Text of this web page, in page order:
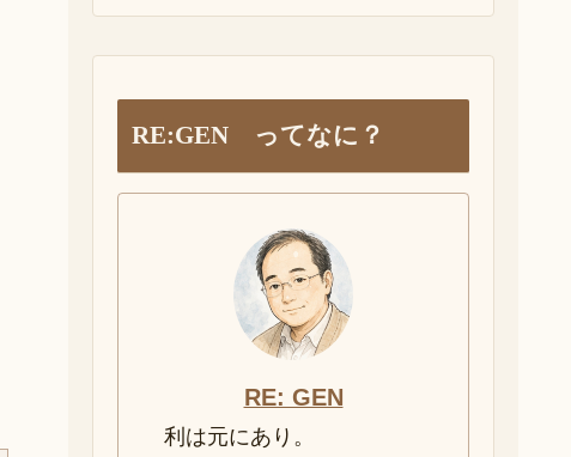
RE:GEN ってなに？
RE: GEN
利は元にあり。